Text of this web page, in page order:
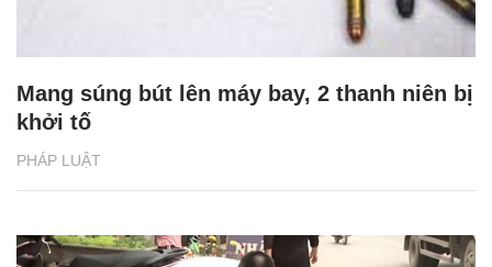
PHÁP LUẬT
Mang súng bút lên máy bay, 2 thanh niên bị
khởi tố